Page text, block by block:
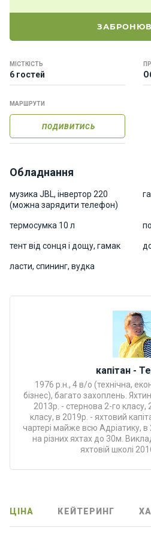
МІСТКІСТЬ
6 гостей
МАРШРУТИ
ПОДИВИТИСЬ
Обладнання
музика JBL, інвертор 220
(можна зарядити телефон)
термосумка 10 л
тент від сонця і дощу, гамак
ласти, спининг, вудка
капітан -
1976 р.н., 4 в/о (технічна,
бізнес), багато захоплень.
2013р. - стернова 2-го класу,
класу, в 2019р. - яхтовий
чартері майже всю Адріатику,
на різних яхтах до 30м.
яхтовій школі
ЦІНА КЕЙТЕРИНГ
і
К
а
е
р
и
Про
нас
сертифі
кати
Розваг
Річкові